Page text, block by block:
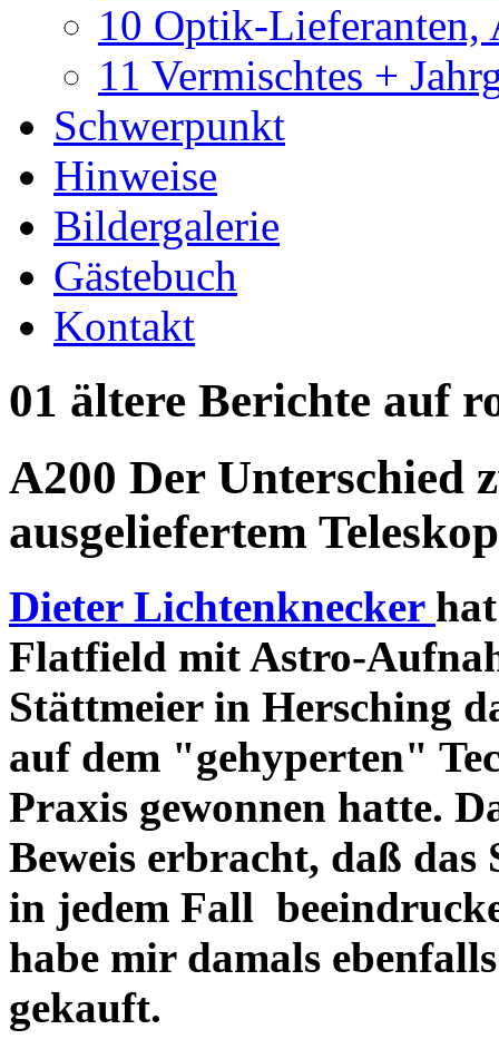
10 Optik-Lieferanten,
11 Vermischtes +
Schwerpunkt
Hinweise
Bildergalerie
Gästebuch
Kontakt
01 ältere Berichte auf
A200 Der Unterschied
ausgeliefertem
Dieter Lichtenknecker
Flatfield mit Astro-
Stättmeier in Hersching
auf dem "gehyperten"
Praxis gewonnen hatte.
Beweis erbracht, daß das
in jedem Fall
habe mir damals
gekauft.